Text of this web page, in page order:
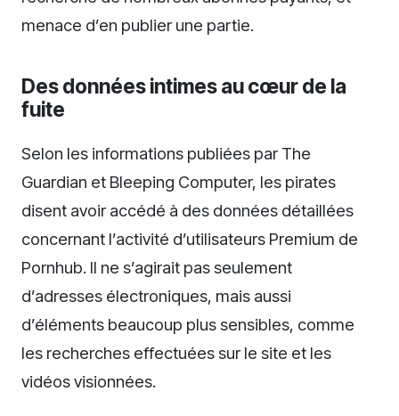
menace d’en publier une partie.
Des données intimes au cœur de la
fuite
Selon les informations publiées par The
Guardian et Bleeping Computer, les pirates
disent avoir accédé à des données détaillées
concernant l’activité d’utilisateurs Premium de
Pornhub. Il ne s’agirait pas seulement
d’adresses électroniques, mais aussi
d’éléments beaucoup plus sensibles, comme
les recherches effectuées sur le site et les
vidéos visionnées.